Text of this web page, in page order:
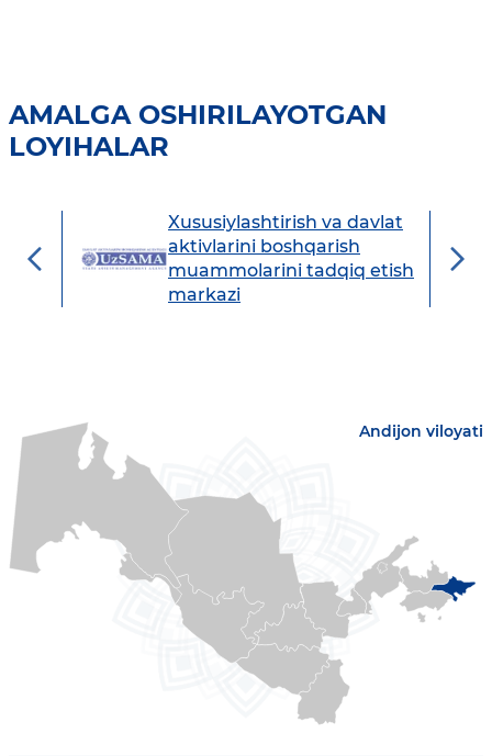
AMALGA OSHIRILAYOTGAN
LOYIHALAR
Xususiylashtirish va davlat
aktivlarini boshqarish
muammolarini tadqiq etish
markazi
Andijon viloyati